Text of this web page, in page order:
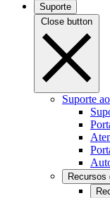
Suporte
Close button
Suporte
Recursos